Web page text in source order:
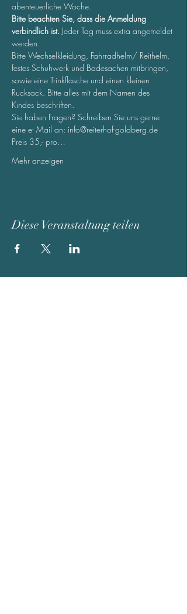
abenteuerliche Woche.
Bitte beachten Sie, dass die Anmeldung
verbindlich ist. Jeder Tag muss extra angemeldet
werden.
Bitte Wechselkleidung, Fahrradhelm/ Reithelm,
festes Schuhwerk und Badesachen mitbringen,
sowie eine Trinkflasche und einen kleinen
Rucksack. Bitte alles mit dem Namen des
Kindes beschriften.
Sie haben Fragen? Schreiben Sie uns gerne
eine e- Mail an: info@reiterhof-goldberg.de
Preis 35,- pro…
Mehr anzeigen
Diese Veranstaltung teilen